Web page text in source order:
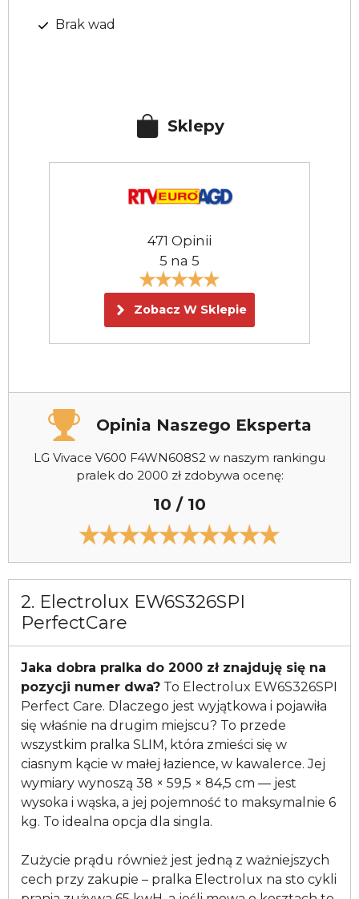
Brak wad
Sklepy
471 Opinii
5 na 5
Zobacz W Sklepie
Opinia Naszego Eksperta
LG Vivace V600 F4WN608S2 w naszym rankingu
pralek do 2000 zł zdobywa ocenę:
10 / 10
2. Electrolux EW6S326SPI
PerfectCare
Jaka dobra pralka do 2000 zł znajduję się na
pozycji numer dwa? To Electrolux EW6S326SPI
Perfect Care. Dlaczego jest wyjątkowa i pojawiła
się właśnie na drugim miejscu? To przede
wszystkim pralka SLIM, która zmieści się w
ciasnym kącie w małej łazience, w kawalerce. Jej
wymiary wynoszą 38 × 59,5 × 84,5 cm — jest
wysoka i wąska, a jej pojemność to maksymalnie 6
kg. To idealna opcja dla singla.
Zużycie prądu również jest jedną z ważniejszych
cech przy zakupie – pralka Electrolux na sto cykli